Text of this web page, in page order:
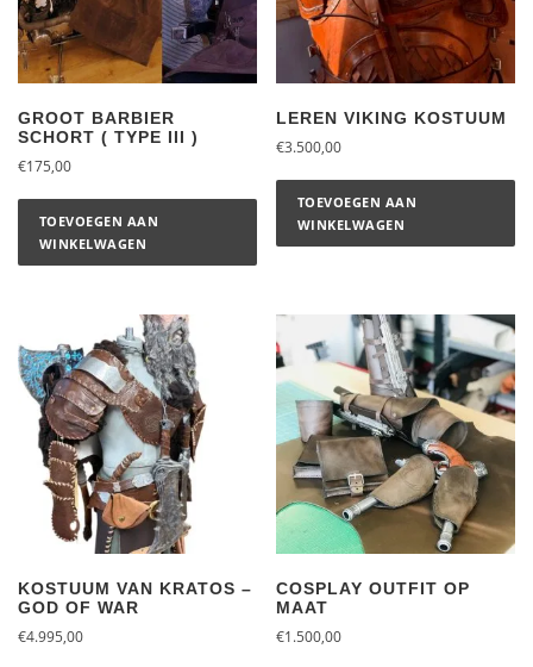
GROOT BARBIER
SCHORT ( TYPE III )
€175,00
TOEVOEGEN AAN
WINKELWAGEN
LEREN VIKING KOSTUUM
€3.500,00
TOEVOEGEN AAN
WINKELWAGEN
KOSTUUM VAN KRATOS –
GOD OF WAR
€4.995,00
COSPLAY OUTFIT OP
MAAT
€1.500,00